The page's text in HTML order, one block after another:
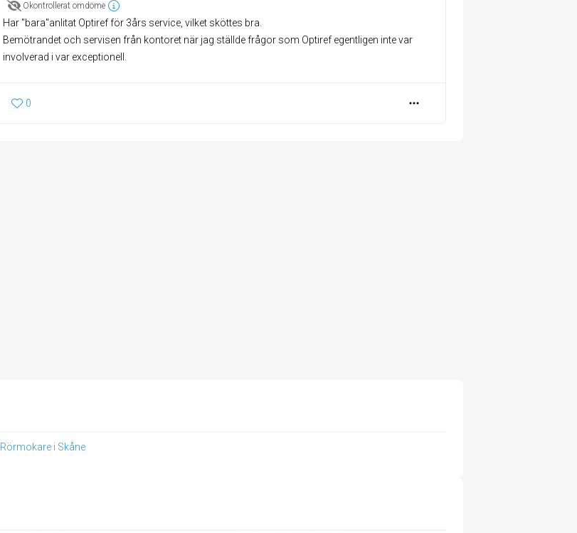
Okontrollerat omdöme
Har "bara"anlitat Optiref för 3års service, vilket sköttes bra.
Bemötrandet och servisen från kontoret när jag ställde frågor som Optiref egentligen inte var
involverad i var exceptionell.
0
Rörmokare i Skåne